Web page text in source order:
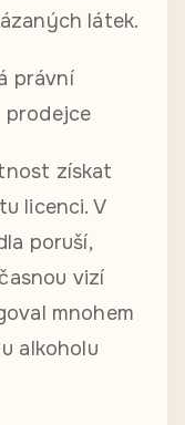
látek.
právní
prodejce
získat
licenci. V
poruší,
vizí
mnohem
alkoholu